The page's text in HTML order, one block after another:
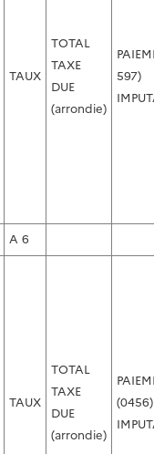
TAUX
TOTAL
TAXE
DUE
(arrondie)
597)
A 6
TAUX
TOTAL
TAXE
DUE
(arrondie)
(0456)